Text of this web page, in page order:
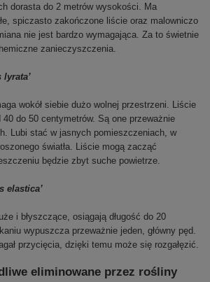
dorasta do 2 metrów wysokości. Ma
spiczasto zakończone liście oraz malowniczo
nie jest bardzo wymagająca. Za to świetnie
zanieczyszczenia.
wokół siebie dużo wolnej przestrzeni. Liście
40 do 50 centymetrów. Są one przeważnie
Lubi stać w jasnych pomieszczeniach, w
światła. Liście mogą zacząć
będzie zbyt suche powietrze.
elastica’
i błyszczące, osiągają długość do 20
wypuszcza przeważnie jeden, główny pęd.
przycięcia, dzięki temu może się rozgałęzić.
eliminowane przez rośliny